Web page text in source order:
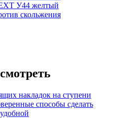
У44 желтый
скольжения
накладок на ступени
способы сделать